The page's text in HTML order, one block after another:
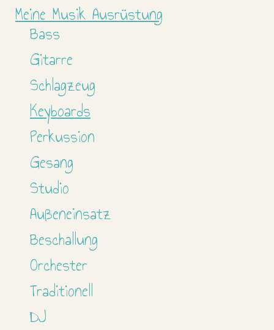
Meine Musik Ausrüstung
Bass
Gitarre
Schlagzeug
Keyboards
Perkussion
Gesang
Studio
Außeneinsatz
Beschallung
Orchester
Traditionell
DJ